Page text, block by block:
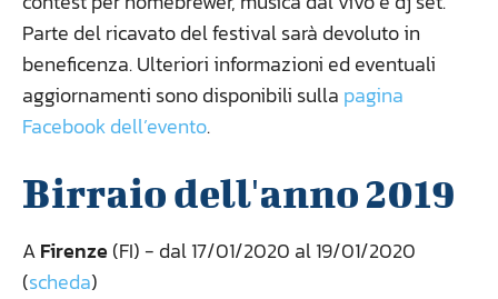
Parte del ricavato del festival sarà devoluto in
beneficenza. Ulteriori informazioni ed eventuali
aggiornamenti sono disponibili sulla pagina
Facebook dell’evento.
Birraio dell'anno 2019
AFirenze (FI) - dal 17/01/2020 al 19/01/2020
(scheda)